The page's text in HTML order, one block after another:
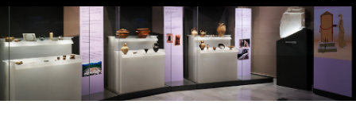
Αρχική σελίδα
Επίσκεψη
Επικοινωνία
ΤΟ ΜΟΥΣΕΙΟ
ΕΚΘΕΣΕΙΣ